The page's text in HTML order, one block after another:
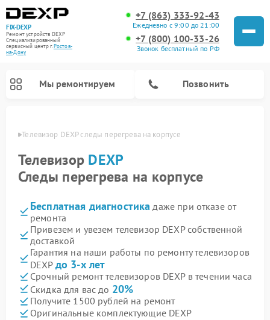
FIX-DEXP
Ремонт устройств DEXP
Специализированный
cервисный центр г.Ростов-
на-Дону
+7 (863) 333-92-43
Ежедневно с 9:00 до 21:00
+7 (800) 100-33-26
Звонок бесплатный по РФ
Мы ремонтируем Позвонить
Дону Телевизор DEXP следы перегрева на корпусе
Телевизор DEXP
Следы перегрева на корпусе
Бесплатная диагностика даже при отказе от
ремонта
Привезем и увезем телевизор DEXP собственной
доставкой
Гарантия на наши работы по ремонту телевизоров
DEXP до 3-х лет
Срочный ремонт телевизоров DEXP в течении часа
Скидка для вас до 20%
Получите 1500 рублей на ремонт
Оригинальные комплектующие DEXP